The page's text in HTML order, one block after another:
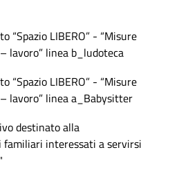
“Spazio LIBERO” - “Misure
lavoro” linea b_ludoteca
“Spazio LIBERO” - “Misure
lavoro” linea a_Babysitter
destinato alla
familiari interessati a servirsi